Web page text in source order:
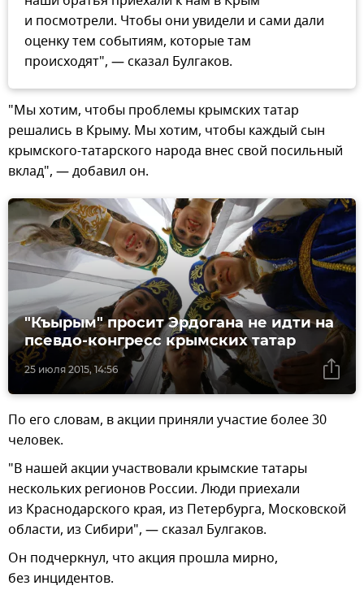
и посмотрели. Чтобы они увидели и сами дали
оценку тем событиям, которые там
происходят", — сказал Булгаков.
"Мы хотим, чтобы проблемы крымских татар
решались в Крыму. Мы хотим, чтобы каждый сын
крымского-татарского народа внес свой посильный
вклад", — добавил он.
25 июля 2015, 14:56
"Къырым" просит Эрдогана не идти на
псевдо-конгресс крымских татар
По его словам, в акции приняли участие более 30
человек.
"В нашей акции участвовали крымские татары
нескольких регионов России. Люди приехали
из Краснодарского края, из Петербурга, Московской
области, из Сибири", — сказал Булгаков.
Он подчеркнул, что акция прошла мирно,
без инцидентов.